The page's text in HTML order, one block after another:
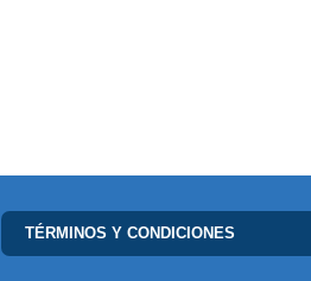
TÉRMINOS Y CONDICIONES